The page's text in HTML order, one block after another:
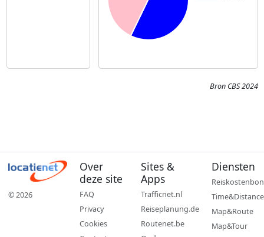
Bron CBS 2024
© 2026
Over
deze site
FAQ
Privacy
Cookies
Sites &
Apps
Trafficnet.nl
Reiseplanung.de
Routenet.be
Diensten
Reiskostenbon
Time&Distance
Map&Route
Map&Tour